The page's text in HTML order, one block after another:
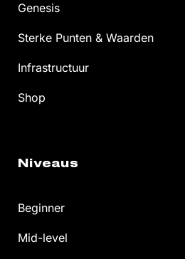
Genesis
Sterke Punten & Waarden
Infrastructuur
Shop
Niveaus
Beginner
Mid-level